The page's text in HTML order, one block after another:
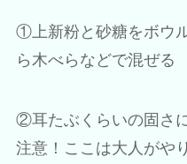
①上新粉と砂糖をボウ
ら木べらなどで混ぜる
②耳たぶくらいの固さ
注意！ここは大人がや